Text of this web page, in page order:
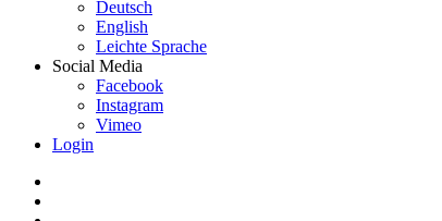
Deutsch
English
Leichte Sprache
Social Media
Facebook
Instagram
Vimeo
Login